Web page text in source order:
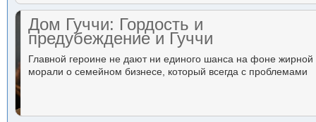
Дом Гуччи: Гордость и
предубеждение и Гуччи
Главной героине не дают ни единого шанса на фоне жирной
морали о семейном бизнесе, который всегда с проблемами